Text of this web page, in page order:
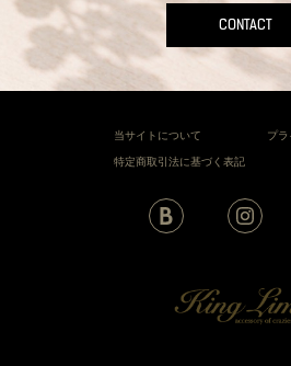
CONTACT
当サイトについて プ
特定商取引法に基づく表記